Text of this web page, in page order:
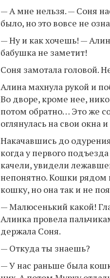
— А мне нельзя. — Соня
было, но это вовсе не
— Ну и как хочешь! —
бабушка не заметит!
Соня замотала головой.
Алина махнула рукой и
Во дворе, кроме нее,
потом обратно… Это же
оглянулась на свои окна
Накачавшись до
когда у первого
качели, увидели
непонятно. Кошки рядом
кошку, но она так и не
— Малюсенький какой!
Алинка провела
держала Соня.
— Откуда ты знаешь?
— У нас раньше была